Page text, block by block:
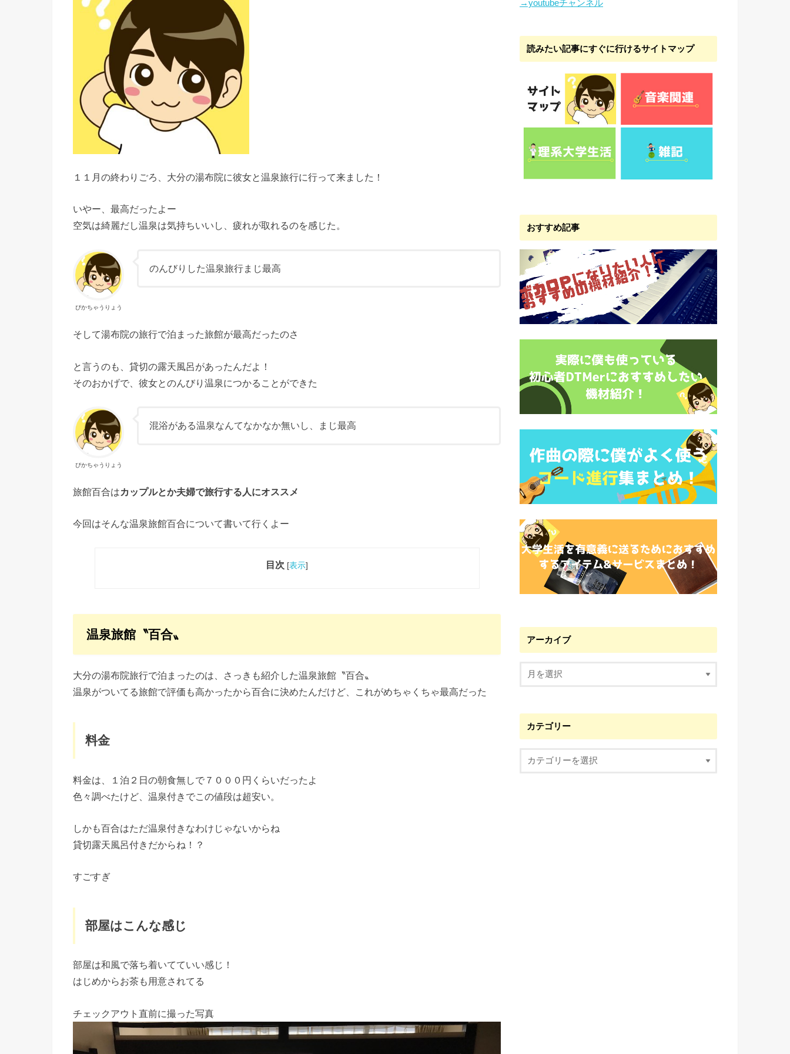
１１月の終わりごろ、大分の湯布院に彼女と温泉旅行に行って来ました！
いやー、最高だったよー
空気は綺麗だし温泉は気持ちいいし、疲れが取れるのを感じた。
ぴかちゃうりょう
のんびりした温泉旅行まじ最高
そして湯布院の旅行で泊まった旅館が最高だったのさ
と言うのも、貸切の露天風呂があったんだよ！
そのおかげで、彼女とのんびり温泉につかることができた
ぴかちゃうりょう
混浴がある温泉なんてなかなか無いし、まじ最高
旅館百合はカップルとか夫婦で旅行する人にオススメ
今回はそんな温泉旅館百合について書いて行くよー
目次 [表示]
温泉旅館〝百合〟
大分の湯布院旅行で泊まったのは、さっきも紹介した温泉旅館〝百合〟
温泉がついてる旅館で評価も高かったから百合に決めたんだけど、これがめちゃくちゃ最高だった
料金
料金は、１泊２日の朝食無しで７０００円くらいだったよ
色々調べたけど、温泉付きでこの値段は超安い。
しかも百合はただ温泉付きなわけじゃないからね
貸切露天風呂付きだからね！？
すごすぎ
部屋はこんな感じ
部屋は和風で落ち着いてていい感じ！
はじめからお茶も用意されてる
チェックアウト直前に撮った写真
→youtubeチャンネル
読みたい記事にすぐに行けるサイトマップ
おすすめ記事
アーカイブ
カテゴリー